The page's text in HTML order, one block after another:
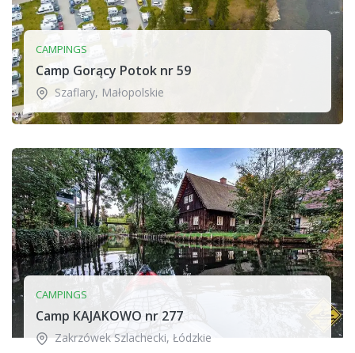
CAMPINGS
Camp Gorący Potok nr 59
Szaflary, Małopolskie
CAMPINGS
Camp KAJAKOWO nr 277
Zakrzówek Szlachecki, Łódzkie